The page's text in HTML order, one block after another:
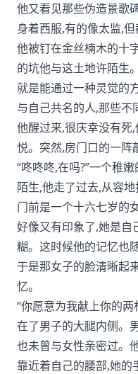
他又看见那些伪造景歌
身着西服,有的像太监,
他被钉在金丝楠木的十
的坑他与这土地许陌生
就是能通过一种灵觉的
与自己共名的人,那些不
他醒过来,很庆幸没有死
悦。突然,房门口的一阵
“咚咚咚,在吗?”一个稚
陌生,他走了过去,从容地
门前是一个十六七岁的
好像又有印象了,她是自
糊。这时候他的记忆也
于是那女子的脸清晰起
忆。
“你愿意为我献上你的
在了男子的大腿内侧。
也未曾与女性亲密过。
靠近着自己的腰部,她的